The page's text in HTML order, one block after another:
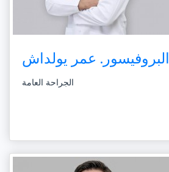
البروفيسور. عمر يولداش
الجراحة العامة